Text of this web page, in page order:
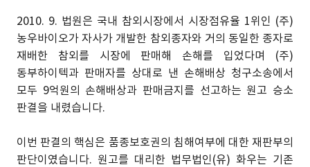
2010. 9. 법원은 국내 참외시장에서 시장점유율 1위인 (주)
농우바이오가 자사가 개발한 참외종자와 거의 동일한 종자로
재배한 참외를 시장에 판매해 손해를 입었다며 (주)
동부하이텍과 판매자를 상대로 낸 손해배상 청구소송에서
모두 9억원의 손해배상과 판매금지를 선고하는 원고 승소
판결을 내렸습니다.
이번 판결의 핵심은 품종보호권의 침해여부에 대한 재판부의
판단이였습니다. 원고를 대리한 법무법인(유) 화우는 기존